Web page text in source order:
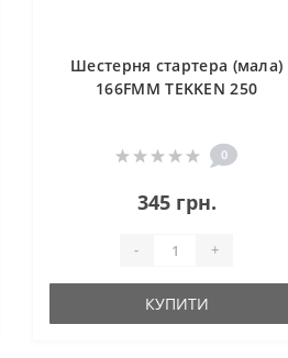
Шестерня стартера (мала)
166FMM TEKKEN 250
0
345 грн.
- +
КУПИТИ